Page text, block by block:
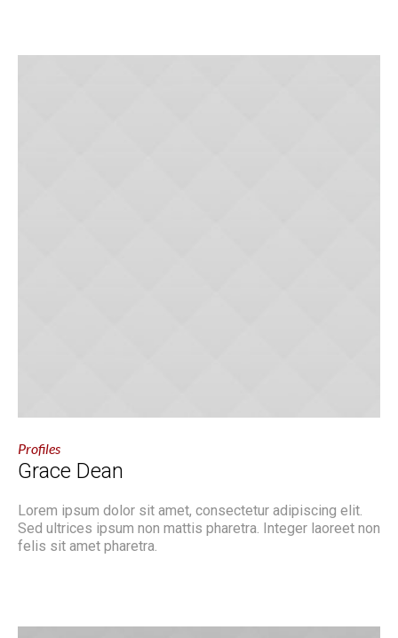
Profiles
Grace Dean
Lorem ipsum dolor sit amet, consectetur adipiscing elit.
Sed ultrices ipsum non mattis pharetra. Integer laoreet non
felis sit amet pharetra.